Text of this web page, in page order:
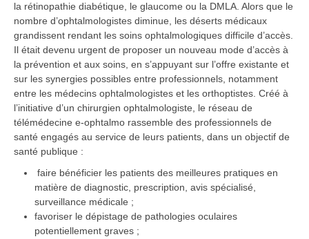
la rétinopathie diabétique, le glaucome ou la DMLA. Alors que le
nombre d’ophtalmologistes diminue, les déserts médicaux
grandissent rendant les soins ophtalmologiques difficile d’accès.
Il était devenu urgent de proposer un nouveau mode d’accès à
la prévention et aux soins, en s’appuyant sur l’offre existante et
sur les synergies possibles entre professionnels, notamment
entre les médecins ophtalmologistes et les orthoptistes. Créé à
l’initiative d’un chirurgien ophtalmologiste, le réseau de
télémédecine e-ophtalmo rassemble des professionnels de
santé engagés au service de leurs patients, dans un objectif de
santé publique :
faire bénéficier les patients des meilleures pratiques en
matière de diagnostic, prescription, avis spécialisé,
surveillance médicale ;
favoriser le dépistage de pathologies oculaires
potentiellement graves ;